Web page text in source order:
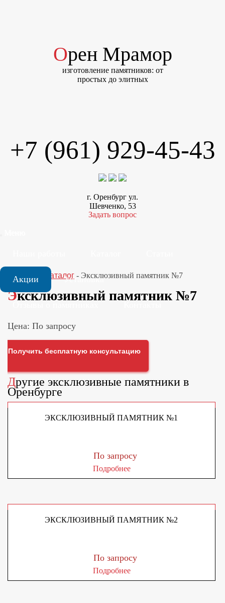
Орен Мрамор
изготовление памятников: от
простых до элитных
+7 (961) 929-45-43
г. Оренбург ул.
Шевченко, 53
Задать вопрос
Акции Установка
Главная Каталог - Эксклюзивный памятник №7
Эксклюзивный памятник №7
Цена: По запросу
Получить бесплатную консультацию
Другие эксклюзивные памятники в
Оренбурге
ЭКСКЛЮЗИВНЫЙ ПАМЯТНИК №1
По запросу
Подробнее
ЭКСКЛЮЗИВНЫЙ ПАМЯТНИК №2
По запросу
Подробнее